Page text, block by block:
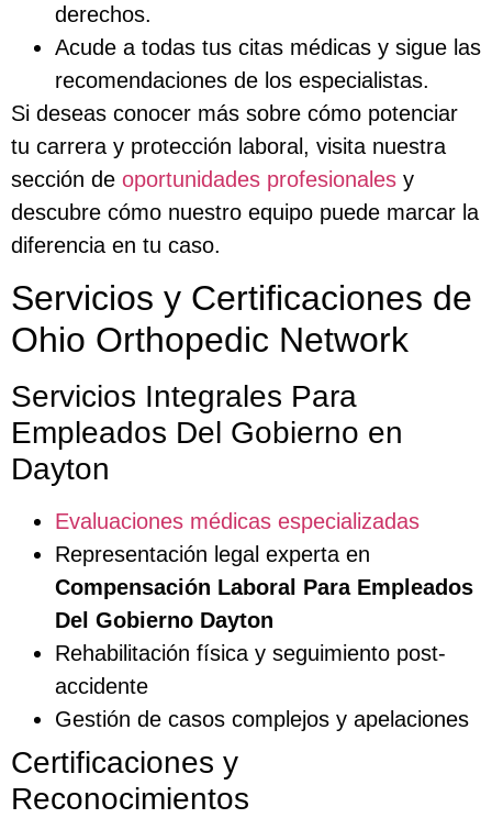
derechos.
Acude a todas tus citas médicas y sigue las
recomendaciones de los especialistas.
Si deseas conocer más sobre cómo potenciar
tu carrera y protección laboral, visita nuestra
sección de oportunidades profesionales y
descubre cómo nuestro equipo puede marcar la
diferencia en tu caso.
Servicios y Certificaciones de
Ohio Orthopedic Network
Servicios Integrales Para
Empleados Del Gobierno en
Dayton
Evaluaciones médicas especializadas
Representación legal experta en
Compensación Laboral Para Empleados
Del Gobierno Dayton
Rehabilitación física y seguimiento post-
accidente
Gestión de casos complejos y apelaciones
Certificaciones y
Reconocimientos